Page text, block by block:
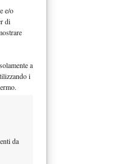
e/o
di
a
i
da